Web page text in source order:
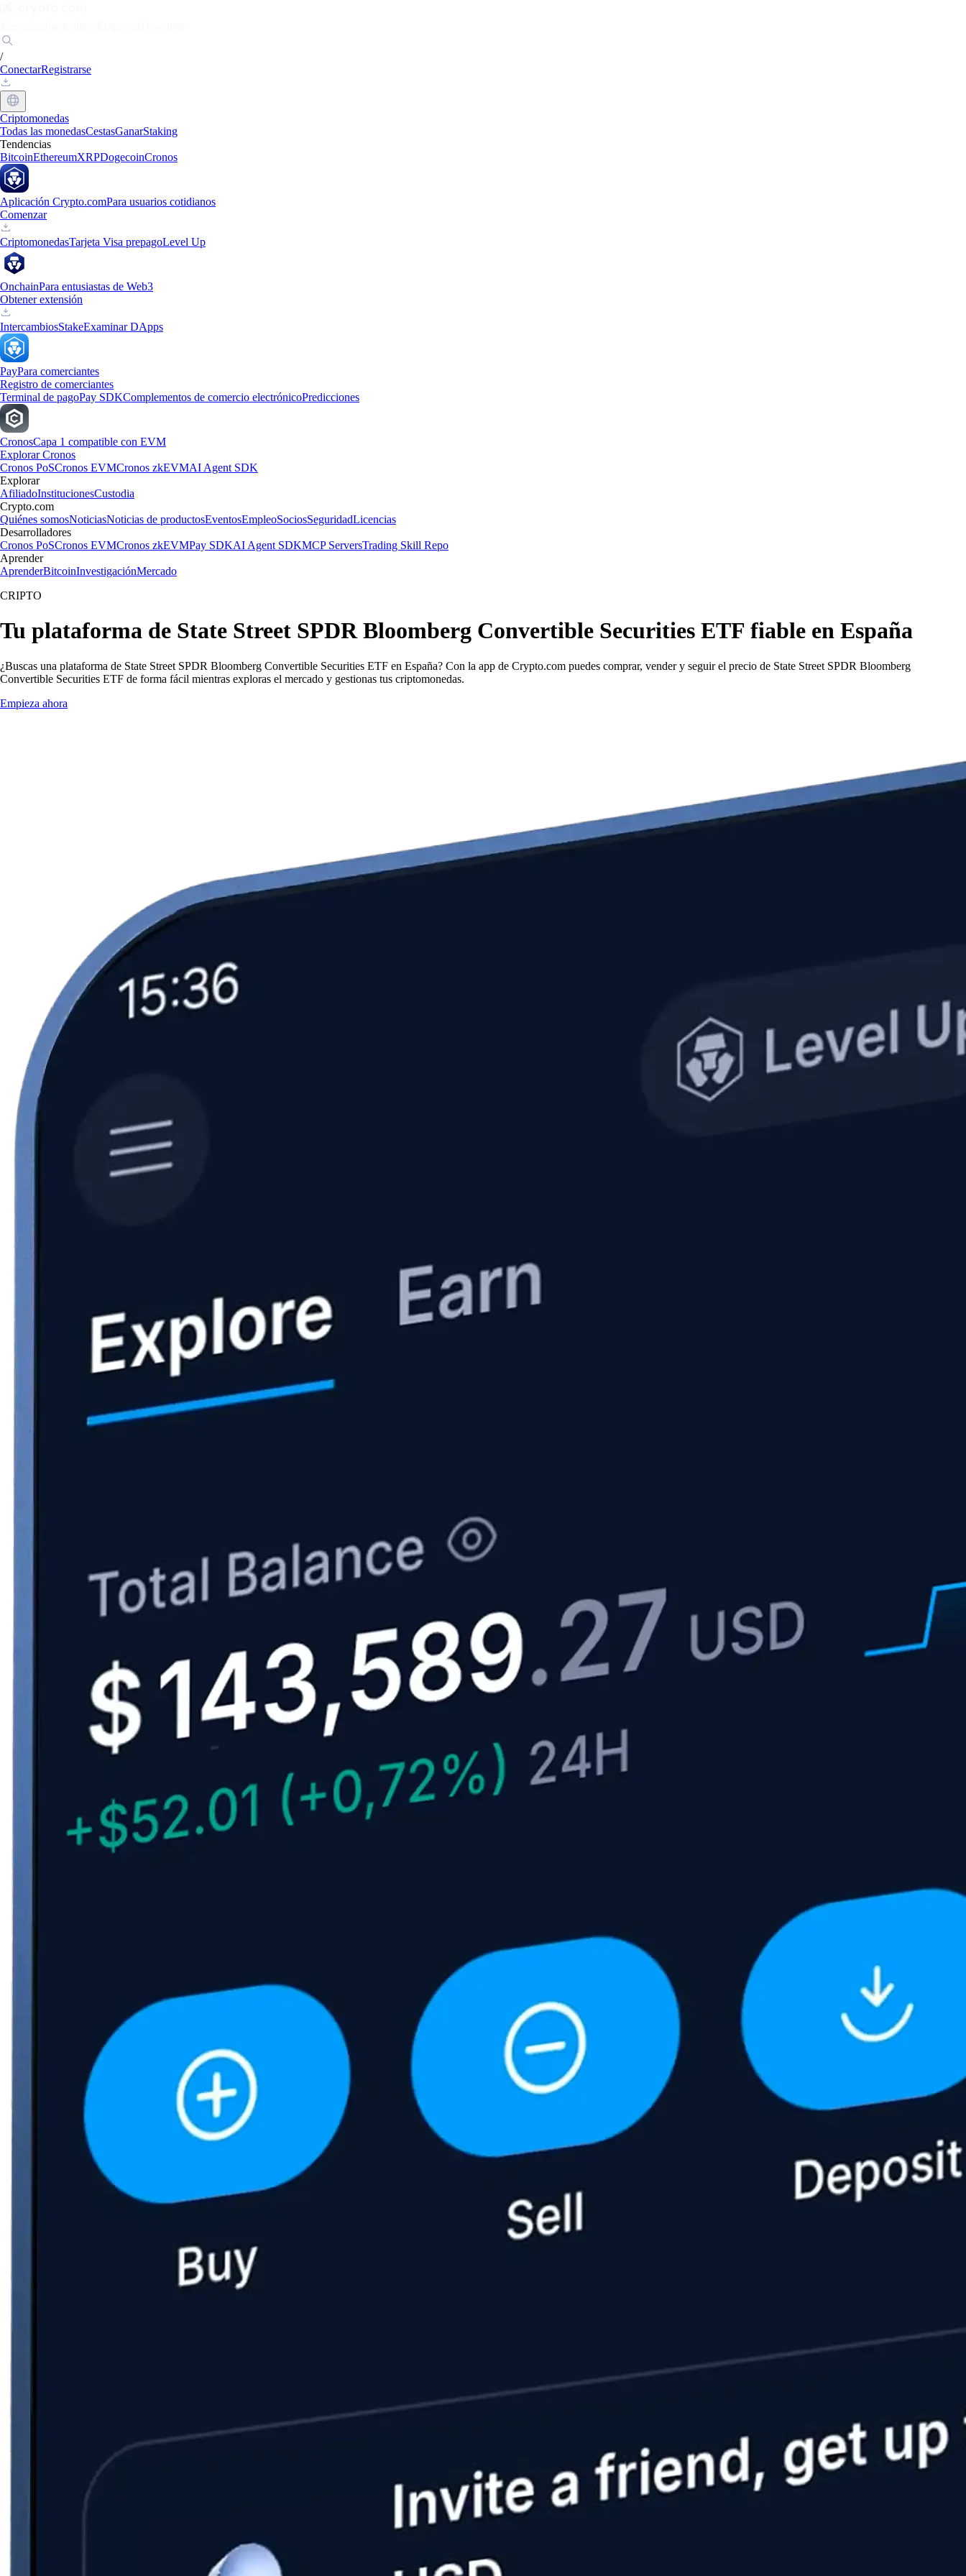
/
ConectarRegistrarse
Criptomonedas
Todas las monedasCestasGanarStaking
Tendencias
BitcoinEthereumXRPDogecoinCronos
Aplicación Crypto.comPara usuarios cotidianos
Comenzar
CriptomonedasTarjeta Visa prepagoLevel Up
OnchainPara entusiastas de Web3
Obtener extensión
IntercambiosStakeExaminar DApps
PayPara comerciantes
Registro de comerciantes
Terminal de pagoPay SDKComplementos de comercio electrónicoPredicciones
CronosCapa 1 compatible con EVM
Explorar Cronos
Cronos PoSCronos EVMCronos zkEVMAI Agent SDK
Explorar
AfiliadoInstitucionesCustodia
Crypto.com
Quiénes somosNoticiasNoticias de productosEventosEmpleoSociosSeguridadLicencias
Desarrolladores
Cronos PoSCronos EVMCronos zkEVMPay SDKAI Agent SDKMCP ServersTrading Skill Repo
Aprender
AprenderBitcoinInvestigaciónMercado
CRIPTO
Tu plataforma de State Street SPDR Bloomberg Convertible Securities ETF fiable en España
¿Buscas una plataforma de State Street SPDR Bloomberg Convertible Securities ETF en España? Con la app de Crypto.com puedes comprar, vender y seguir el precio de State Street SPDR Bloomberg
Convertible Securities ETF de forma fácil mientras exploras el mercado y gestionas tus criptomonedas.
Empieza ahora